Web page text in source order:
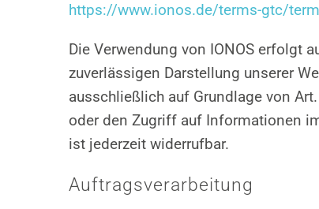
https://www.ionos.de/terms-gtc/
Die Verwendung von IONOS erfolgt
zuverlässigen Darstellung unserer
ausschließlich auf Grundlage von
oder den Zugriff auf Informationen
ist jederzeit widerrufbar.
Auftragsverarbeitung